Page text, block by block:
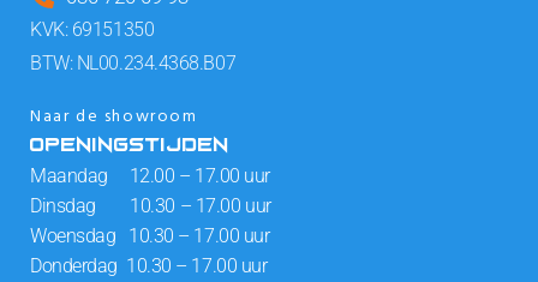
KVK: 69151350
BTW: NL00.234.4368.B07
Naar de showroom
OPENINGSTIJDEN
Maandag 12.00 – 17.00 uur
Dinsdag 10.30 – 17.00 uur
Woensdag 10.30 – 17.00 uur
Donderdag 10.30 – 17.00 uur